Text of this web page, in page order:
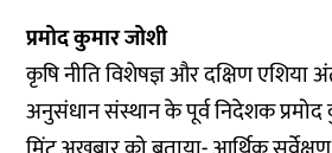
प्रमोद कुमार जोशी
कृषि नीति विशेषज्ञ और दक्षिण एशिया
अनुसंधान संस्थान के पूर्व निदेशक